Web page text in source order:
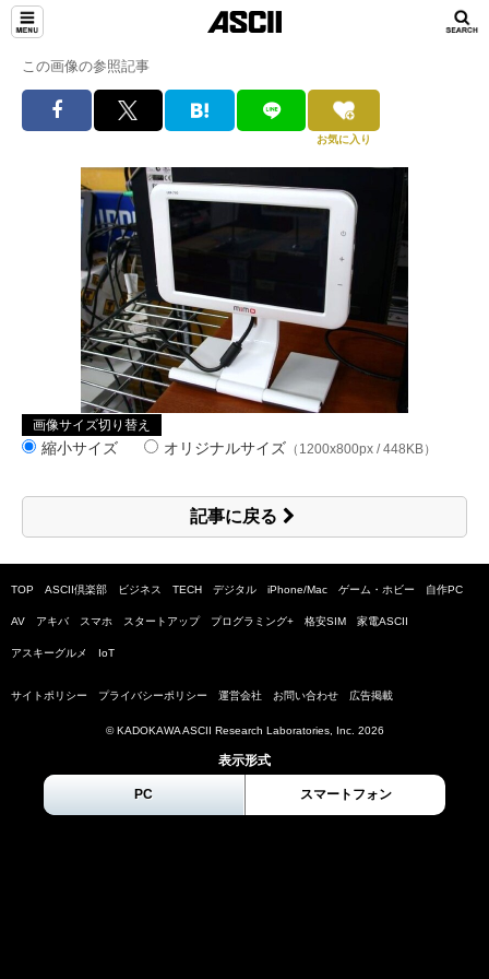
この画像の参照記事
お気に入り
画像サイズ切り替え
縮小サイズ オリジナルサイズ （1200x800px / 448KB）
記事に戻る
TOP ASCII倶楽部 ビジネス TECH デジタル iPhone/Mac ゲーム・ホビー 自作PC
AV アキバ スマホ スタートアップ プログラミング+ 格安SIM 家電ASCII
アスキーグルメ IoT
サイトポリシー プライバシーポリシー 運営会社 お問い合わせ 広告掲載
© KADOKAWA ASCII Research Laboratories, Inc. 2026
表示形式
PC スマートフォン